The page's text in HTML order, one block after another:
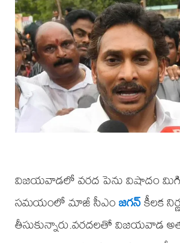
విజయవాడలో వరద పెను విషాదం
సమయంలో మాజీ సీఎంజగన్కీలక
తీసుకున్నారు.వరదలతో విజయవాడ